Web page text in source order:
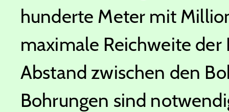
hunderte Meter mit
maximale Reichweite
Abstand zwischen den
Bohrungen sind